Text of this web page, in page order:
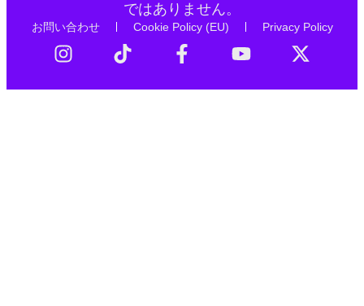
ではありません。
お問い合わせ Cookie Policy (EU) Privacy Policy